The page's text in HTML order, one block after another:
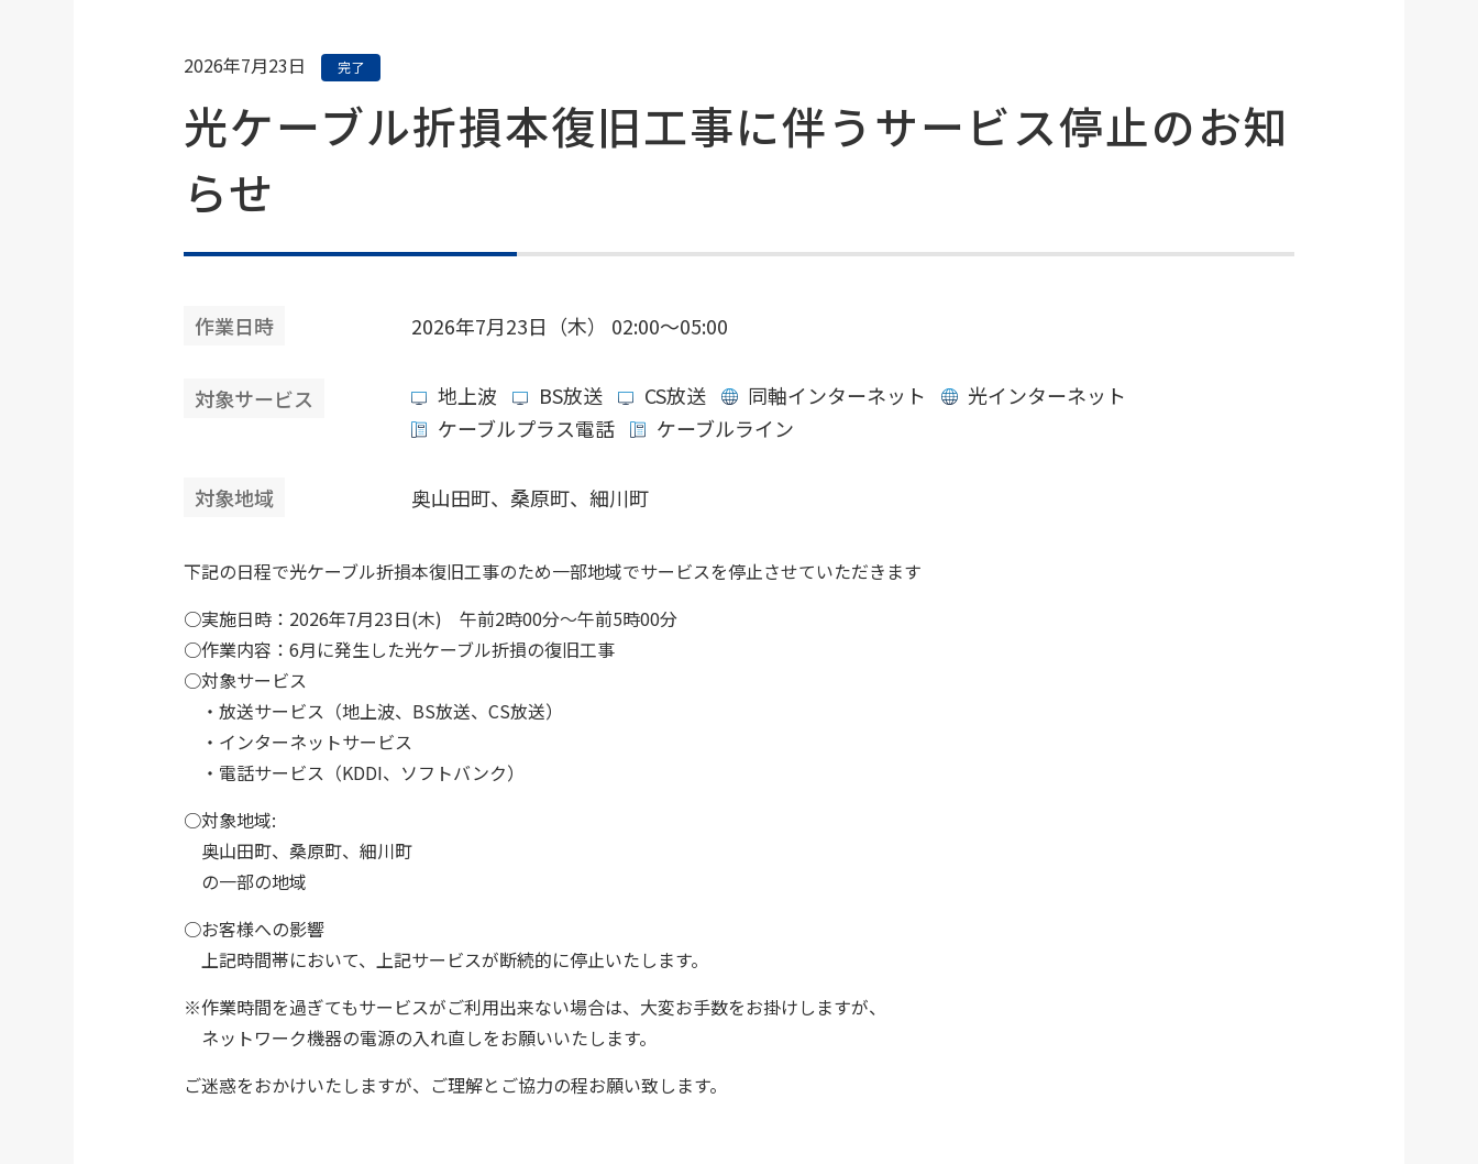
2026年7月23日 完了
光ケーブル折損本復旧工事に伴うサービス停止のお知
らせ
作業日時 2026年7月23日（木） 02:00〜05:00
対象サービス 地上波 BS放送 CS放送 同軸インターネット
光インターネット
ケーブルプラス電話
ケーブルライン
対象地域 奥山田町、桑原町、細川町
下記の日程で光ケーブル折損本復旧工事のため一部地域でサービスを停止させていただきます
○実施日時：2026年7月23日(木) 午前2時00分～午前5時00分
○作業内容：6月に発生した光ケーブル折損の復旧工事
○対象サービス
・放送サービス（地上波、BS放送、CS放送）
・インターネットサービス
・電話サービス（KDDI、ソフトバンク）
○対象地域:
奥山田町、桑原町、細川町
の一部の地域
○お客様への影響
上記時間帯において、上記サービスが断続的に停止いたします。
※作業時間を過ぎてもサービスがご利用出来ない場合は、大変お手数をお掛けしますが、
ネットワーク機器の電源の入れ直しをお願いいたします。
ご迷惑をおかけいたしますが、ご理解とご協力の程お願い致します。